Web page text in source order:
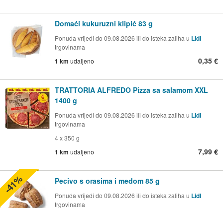
Domaći kukuruzni klipić 83 g
Ponuda vrijedi do 09.08.2026 ili do isteka zaliha u Lidl
trgovinama
1 km udaljeno 0,35 €
TRATTORIA ALFREDO Pizza sa salamom XXL
1400 g
Ponuda vrijedi do 09.08.2026 ili do isteka zaliha u Lidl
trgovinama
4 x 350 g
1 km udaljeno 7,99 €
Pecivo s orasima i medom 85 g
Ponuda vrijedi do 09.08.2026 ili do isteka zaliha u Lidl
trgovinama
-41%